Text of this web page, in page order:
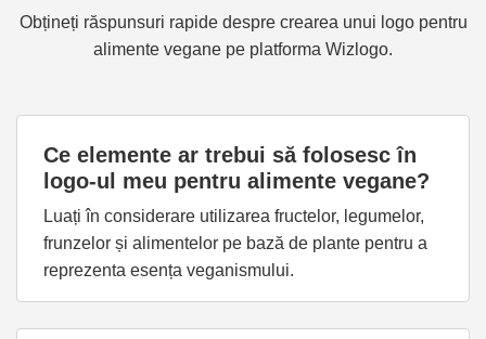
Obțineți răspunsuri rapide despre crearea unui logo pentru
alimente vegane pe platforma Wizlogo.
Ce elemente ar trebui să folosesc în
logo-ul meu pentru alimente vegane?
Luați în considerare utilizarea fructelor, legumelor,
frunzelor și alimentelor pe bază de plante pentru a
reprezenta esența veganismului.